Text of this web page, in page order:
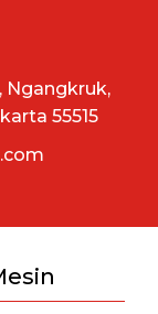
Ngangkruk,
55515